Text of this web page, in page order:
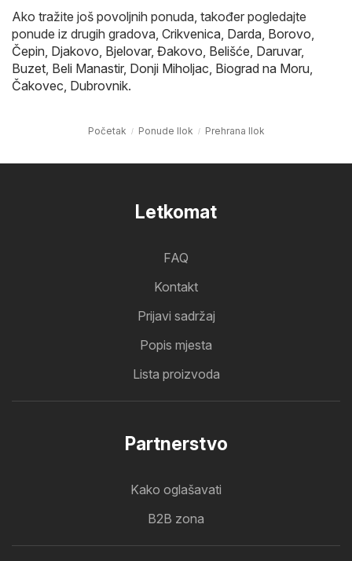
Ako tražite još povoljnih ponuda, također pogledajte
ponude iz drugih gradova, Crikvenica Darda Borovo
Čepin Djakovo Bjelovar, Đakovo Belišće Daruvar,
Buzet Beli Manastir, Donji Miholjac Biograd na Moru
Čakovec Dubrovnik.
Početak Ponude Ilok Prehrana Ilok
Letkomat
FAQ
Kontakt
Prijavi sadržaj
Popis mjesta
Lista proizvoda
Partnerstvo
Kako oglašavati
B2B zona